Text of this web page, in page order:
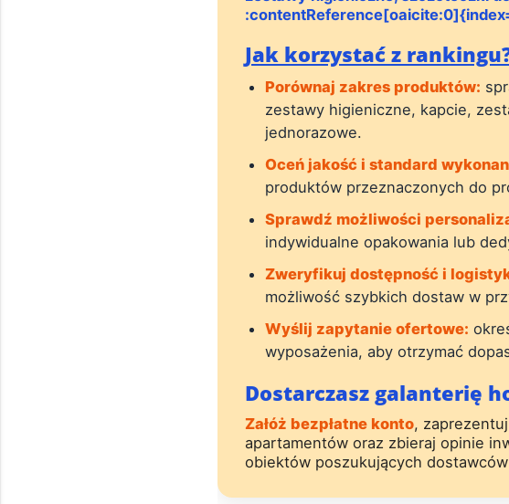
Jak korzystać z
Porównaj zakres produktów:
zestawy higieniczne, kapcie,
jednorazowe.
Oceń jakość i standard
produktów przeznaczonych do
Sprawdź możliwości
indywidualne opakowania lub
Zweryfikuj dostępność i
możliwość szybkich dostaw w
Wyślij zapytanie ofertowe:
wyposażenia, aby otrzymać
Dostarczasz galanterię
Załóż bezpłatne konto,
apartamentów oraz zbieraj opinie
obiektów poszukujących